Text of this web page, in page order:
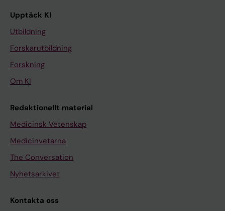
Upptäck KI
Utbildning
Forskarutbildning
Forskning
Om KI
Redaktionellt material
Medicinsk Vetenskap
Medicinvetarna
The Conversation
Nyhetsarkivet
Kontakta oss